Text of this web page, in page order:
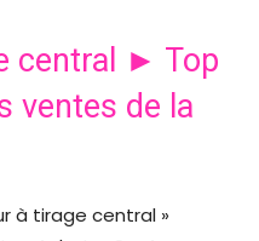
central ► Top
ventes de la
à tirage central »